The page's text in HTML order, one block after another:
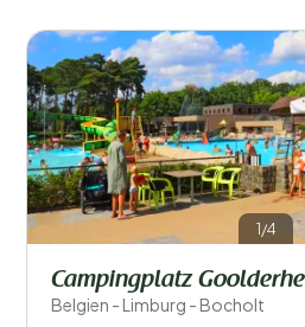
Regionen
1/4
Campingplatz
Belgien - Limburg - Bocholt